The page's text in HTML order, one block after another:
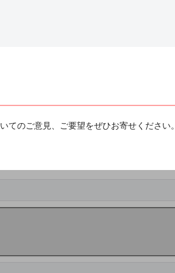
のご意見、ご要望をぜひお寄せください。